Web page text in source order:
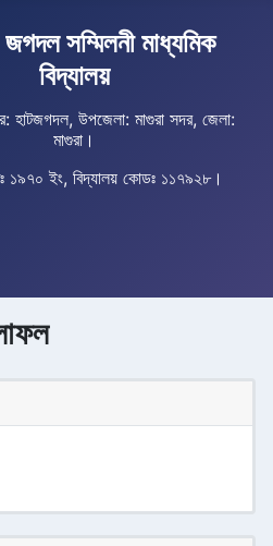
সম্মিলনী মাধ্যমিক
বিদ্যালয়
উপজেলা: মাগুরা সদর, জেলা:
মাগুরা।
ইং, বিদ্যালয় কোডঃ ১১৭৯২৮।